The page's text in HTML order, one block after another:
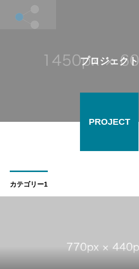
プロジェクト
PROJECT
カテゴリー1